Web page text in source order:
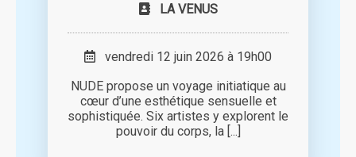
LA VENUS
vendredi 12 juin 2026 à 19h00
NUDE propose un voyage initiatique au
cœur d’une esthétique sensuelle et
sophistiquée. Six artistes y explorent le
pouvoir du corps, la [...]